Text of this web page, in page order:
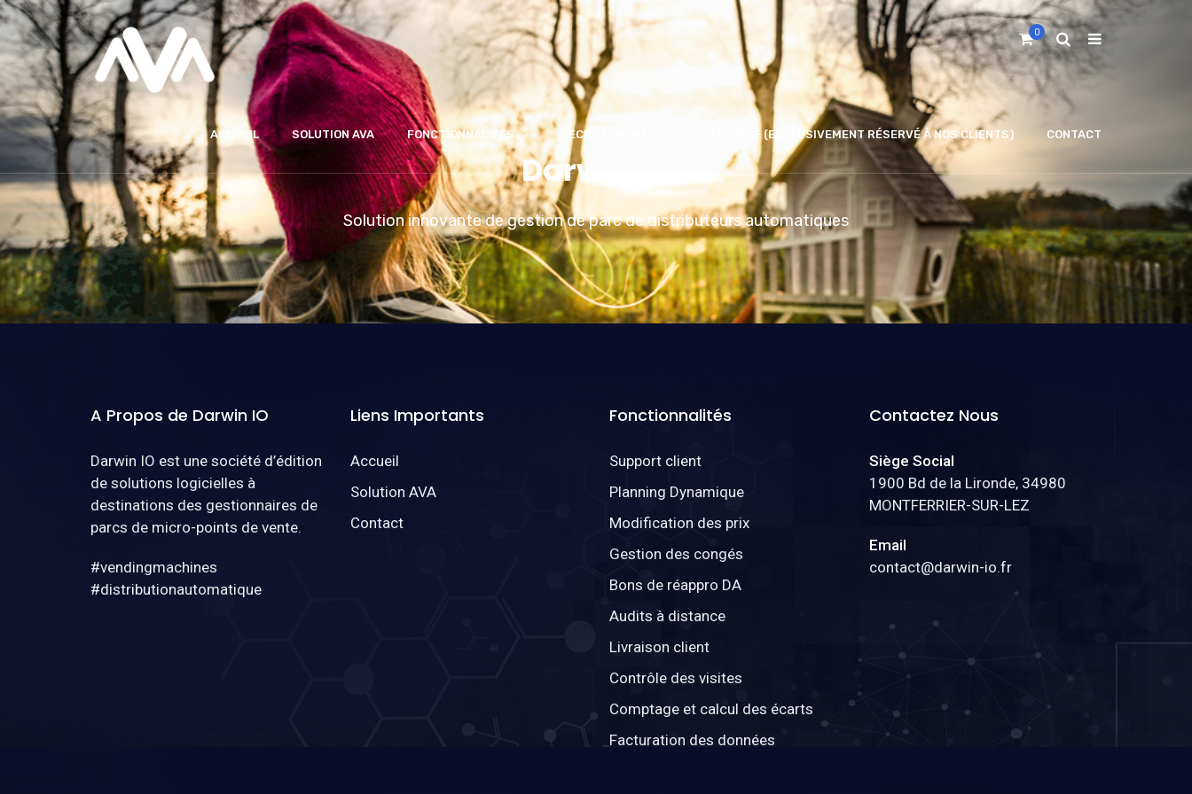
0
ACCUEIL SOLUTION AVA FONCTIONNALITÉS RECRUTEMENT CATALOGUE (EXCLUSIVEMENT RÉSERVÉ À NOS CLIENTS) CONTACT
Darwin IO
Solution innovante de gestion de parc de distributeurs automatiques
A Propos de Darwin IO
Darwin IO est une société d’édition
de solutions logicielles à
destinations des gestionnaires de
parcs de micro-points de vente.
#vendingmachines
#distributionautomatique
Liens Importants
Accueil
Solution AVA
Contact
Fonctionnalités
Support client
Planning Dynamique
Modification des prix
Gestion des congés
Bons de réappro DA
Audits à distance
Livraison client
Contrôle des visites
Comptage et calcul des écarts
Facturation des données
Contactez Nous
Siège Social
1900 Bd de la Lironde, 34980
MONTFERRIER-SUR-LEZ
Email
contact@darwin-io.fr